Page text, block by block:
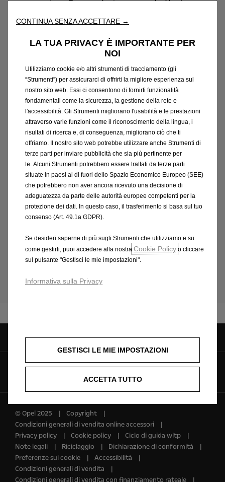
approvazione. Documentazione precontrattuale
www.stellantis-financial-services.it (Sez.
Trasparenza). Messaggio Pubblicitario con finalità
Consumo di carburante gamma Opel Astra (l/100 km):
2,2-5,3; emissioni CO₂ (g/km): 51-138. Autonomia in
modalità elettrica Opel Astra Plug-in Hybrid: 83 km.
Valori omologati in base al ciclo ponderato WLTP, in
base al quale i nuovi veicoli sono omologati dal 1°
settembre 2018, aggiornati al 11/03/2026 e indicati
solo a scopo comparativo. Il consumo effettivo di
carburante e di energia elettrica, i valori di emissione
di CO₂ e l'autonomia possono essere diversi e possono
variare a seconda delle condizioni di utilizzo e di vari
fattori quali: optionals, frequenza di ricarica elettrica
per chilometri percorsi, temperatura interna ed
esterna, stile di guida, velocità, peso totale, utilizzo di
degli pneumatici, condizioni stradali, ecc. Immagini
illustrative; caratteristiche/colori possono differire da
finalità promozionale.
© Opel 2025
Copyright
Condizioni generali di vendita online accessori
Privacy policy
Cookie policy
Ciclo di guida wltp
Note legali
Riciclaggio
Dichiarazione di conformità
Preferenze sui cookie
Accessibilità
Condizioni generali di vendita
Condizioni generali di vendita con finanziamento rateale
CONTINUA SENZA ACCETTARE →
LA TUA PRIVACY È IMPORTANTE PER
NOI
Utilizziamo cookie e/o altri strumenti di tracciamento (gli
“Strumenti”) per assicurarci di offrirti la migliore esperienza sul
nostro sito web. Essi ci consentono di fornirti funzionalità
fondamentali come la sicurezza, la gestione della rete e
l'accessibilità. Gli Strumenti migliorano l'usabilità e le prestazioni
attraverso varie funzioni come il riconoscimento della lingua, i
risultati di ricerca e, di conseguenza, migliorano ciò che ti
offriamo. Il nostro sito web potrebbe utilizzare anche Strumenti di
terze parti per inviare pubblicità che sia più pertinente per
te. Alcuni Strumenti potrebbero essere trattati da terze parti
situate in paesi al di fuori dello Spazio Economico Europeo (SEE)
che potrebbero non aver ancora ricevuto una decisione di
adeguatezza da parte delle autorità europee competenti per la
protezione dei dati. In questo caso, il trasferimento si basa sul tuo
consenso (Art. 49.1a GDPR).
Se desideri saperne di più sugli Strumenti che utilizziamo e su
come gestirli, puoi accedere alla nostra Cookie Policy o cliccare
sul pulsante "Gestisci le mie impostazioni".
Informativa sulla Privacy
GESTISCI LE MIE IMPOSTAZIONI
ACCETTA TUTTO